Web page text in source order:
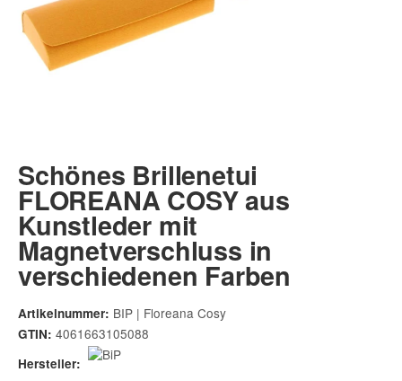
Schönes Brillenetui
FLOREANA COSY aus
Kunstleder mit
Magnetverschluss in
verschiedenen Farben
Artikelnummer: BIP | Floreana Cosy
GTIN: 4061663105088
Hersteller: